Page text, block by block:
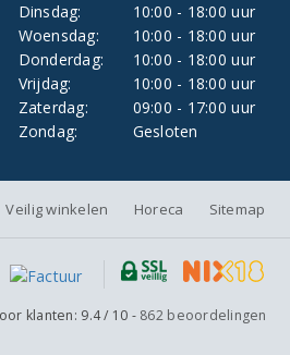
Dinsdag:
10:00 - 18:00 uur
Woensdag:
10:00 - 18:00 uur
Donderdag:
10:00 - 18:00 uur
Vrijdag:
10:00 - 18:00 uur
Zaterdag:
09:00 - 17:00 uur
Zondag:
Gesloten
Veilig winkelen Horeca Sitemap
klanten: 9.4/ 10 - 862 beoordelingen